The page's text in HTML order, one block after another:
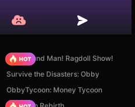
Playground Man! Ragdoll Show!
Survive the Disasters: Obby
ObbyTycoon: Money Tycoon